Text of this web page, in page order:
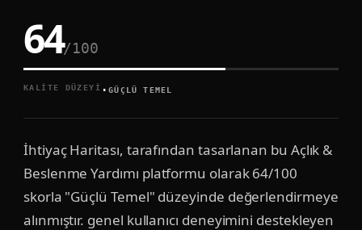
64/100
KALITE DÜZEYI ·GÜÇLÜ TEMEL
İhtiyaç Haritası, tarafından tasarlanan bu Açlık &
Beslenme Yardımı platformu olarak 64/100
skorla "Güçlü Temel" düzeyinde değerlendirmeye
alınmıştır. genel kullanıcı deneyimini destekleyen